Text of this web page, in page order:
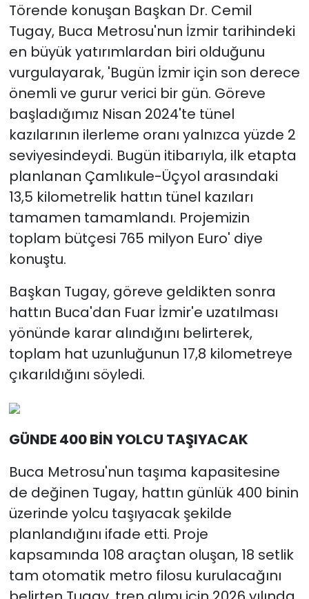
Törende konuşan Başkan Dr. Cemil
Tugay, Buca Metrosu'nun İzmir tarihindeki
en büyük yatırımlardan biri olduğunu
vurgulayarak, 'Bugün İzmir için son derece
önemli ve gurur verici bir gün. Göreve
başladığımız Nisan 2024'te tünel
kazılarının ilerleme oranı yalnızca yüzde 2
seviyesindeydi. Bugün itibarıyla, ilk etapta
planlanan Çamlıkule-Üçyol arasındaki
13,5 kilometrelik hattın tünel kazıları
tamamen tamamlandı. Projemizin
toplam bütçesi 765 milyon Euro' diye
konuştu.
Başkan Tugay, göreve geldikten sonra
hattın Buca'dan Fuar İzmir'e uzatılması
yönünde karar alındığını belirterek,
toplam hat uzunluğunun 17,8 kilometreye
çıkarıldığını söyledi.
GÜNDE 400 BİN YOLCU TAŞIYACAK
Buca Metrosu'nun taşıma kapasitesine
de değinen Tugay, hattın günlük 400 binin
üzerinde yolcu taşıyacak şekilde
planlandığını ifade etti. Proje
kapsamında 108 araçtan oluşan, 18 setlik
tam otomatik metro filosu kurulacağını